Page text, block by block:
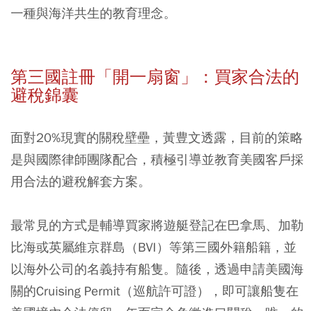
一種與海洋共生的教育理念。
第三國註冊「開一扇窗」：買家合法的
避稅錦囊
面對20%現實的關稅壁壘，黃豊文透露，目前的策略
是與國際律師團隊配合，積極引導並教育美國客戶採
用合法的避稅解套方案。
最常見的方式是輔導買家將遊艇登記在巴拿馬、加勒
比海或英屬維京群島（BVI）等第三國外籍船籍，並
以海外公司的名義持有船隻。隨後，透過申請美國海
關的Cruising Permit（巡航許可證），即可讓船隻在